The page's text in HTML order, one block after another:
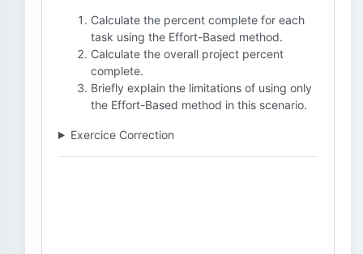
Calculate the percent complete for each
task using the Effort-Based method.
Calculate the overall project percent
complete.
Briefly explain the limitations of using only
the Effort-Based method in this scenario.
Exercice Correction